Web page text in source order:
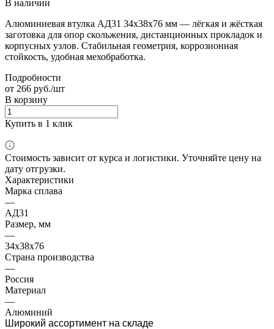
В наличии
Алюминиевая втулка АД31 34x38x76 мм — лёгкая и жёсткая
заготовка для опор скольжения, дистанционных прокладок и
корпусных узлов. Стабильная геометрия, коррозионная
стойкость, удобная мехобработка.
Подробности
от 266 руб./шт
В корзину
Купить в 1 клик
Стоимость зависит от курса и логистики. Уточняйте цену на
дату отгрузки.
Характеристики
Марка сплава
—
АД31
Размер, мм
—
34x38x76
Страна производства
—
Россия
Материал
—
Алюминий
Широкий ассортимент на складе